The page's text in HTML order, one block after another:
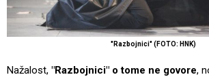
"Razbojnici" (FOTO: HNK)
Nažalost, "Razbojnici" o tome ne govore,